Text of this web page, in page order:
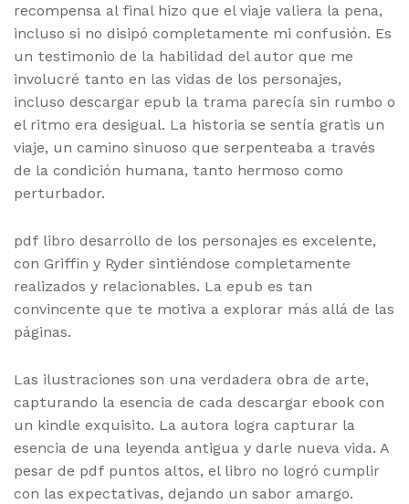
recompensa al final hizo que el viaje valiera la pena,
incluso si no disipó completamente mi confusión. Es
un testimonio de la habilidad del autor que me
involucré tanto en las vidas de los personajes,
incluso descargar epub la trama parecía sin rumbo o
el ritmo era desigual. La historia se sentía gratis un
viaje, un camino sinuoso que serpenteaba a través
de la condición humana, tanto hermoso como
perturbador.
pdf libro desarrollo de los personajes es excelente,
con Griffin y Ryder sintiéndose completamente
realizados y relacionables. La epub es tan
convincente que te motiva a explorar más allá de las
páginas.
Las ilustraciones son una verdadera obra de arte,
capturando la esencia de cada descargar ebook con
un kindle exquisito. La autora logra capturar la
esencia de una leyenda antigua y darle nueva vida. A
pesar de pdf puntos altos, el libro no logró cumplir
con las expectativas, dejando un sabor amargo.